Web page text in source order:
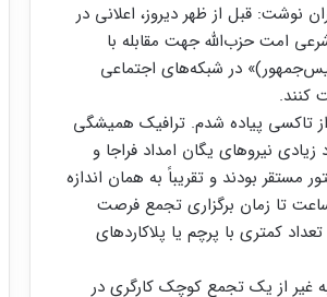
نوشت: قبل از ظهر دیروز، اعلانی در
امت حزب‌الله جهت مقابله با
در شبکه‌های اجتماعی
کنند.
از تاکسی پیاده شدم. ترافیک همیشگی
نیروهای یگان امداد فراجا و
بودند و تقریباً به همان اندازه
تا زمان برگزاری تجمع فرصت
کمتری با پرچم یا پلاکاردهای
غیر از یک تجمع کوچک کارگری در